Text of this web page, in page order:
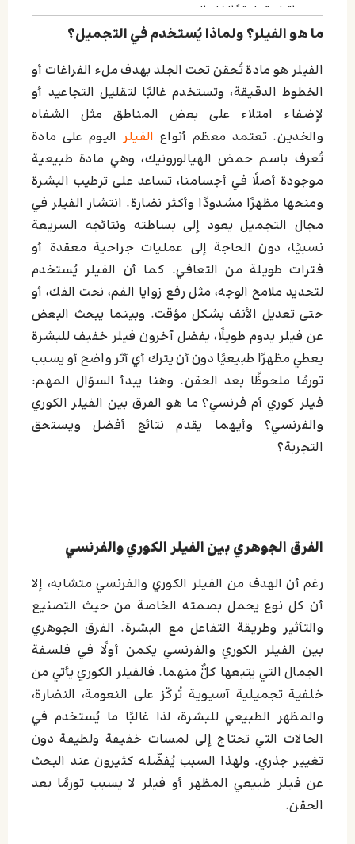
اترك تعليقاً إلغاء الرد
ما هو الفيلر؟ ولماذا يُستخدم في التجميل؟
الفيلر هو مادة تُحقن تحت الجلد بهدف ملء الفراغات أو
الخطوط الدقيقة، وتستخدم غالبًا لتقليل التجاعيد أو
لإضفاء امتلاء على بعض المناطق مثل الشفاه
والخدين. تعتمد معظم أنواع الفيلر اليوم على مادة
تُعرف باسم حمض الهيالورونيك، وهي مادة طبيعية
موجودة أصلًا في أجسامنا، تساعد على ترطيب البشرة
ومنحها مظهرًا مشدودًا وأكثر نضارة. انتشار الفيلر في
مجال التجميل يعود إلى بساطته ونتائجه السريعة
نسبيًا، دون الحاجة إلى عمليات جراحية معقدة أو
فترات طويلة من التعافي. كما أن الفيلر يُستخدم
لتحديد ملامح الوجه، مثل رفع زوايا الفم، نحت الفك، أو
حتى تعديل الأنف بشكل مؤقت. وبينما يبحث البعض
عن فيلر يدوم طويلًا، يفضل آخرون فيلر خفيف للبشرة
يعطي مظهرًا طبيعيًا دون أن يترك أي أثر واضح أو يسبب
تورمًا ملحوظًا بعد الحقن. وهنا يبدأ السؤال المهم:
فيلر كوري أم فرنسي؟ ما هو الفرق بين الفيلر الكوري
والفرنسي؟ وأيهما يقدم نتائج أفضل ويستحق
التجربة؟
الفرق الجوهري بين الفيلر الكوري والفرنسي
رغم أن الهدف من الفيلر الكوري والفرنسي متشابه، إلا
أن كل نوع يحمل بصمته الخاصة من حيث التصنيع
والتأثير وطريقة التفاعل مع البشرة. الفرق الجوهري
بين الفيلر الكوري والفرنسي يكمن أولًا في فلسفة
الجمال التي يتبعها كلٌّ منهما. فالفيلر الكوري يأتي من
خلفية تجميلية آسيوية تُركّز على النعومة، النضارة،
والمظهر الطبيعي للبشرة، لذا غالبًا ما يُستخدم في
الحالات التي تحتاج إلى لمسات خفيفة ولطيفة دون
تغيير جذري. ولهذا السبب يُفضّله كثيرون عند البحث
عن فيلر طبيعي المظهر أو فيلر لا يسبب تورمًا بعد
الحقن.